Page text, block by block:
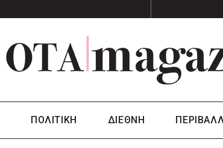
ΠΟΛΙΤΙΚΗ ΔΙΕΘΝΗ